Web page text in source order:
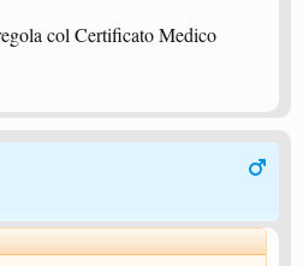
col Certificato Medico